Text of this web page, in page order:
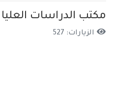
مكتب الدراسات العليا
الزيارات: 527